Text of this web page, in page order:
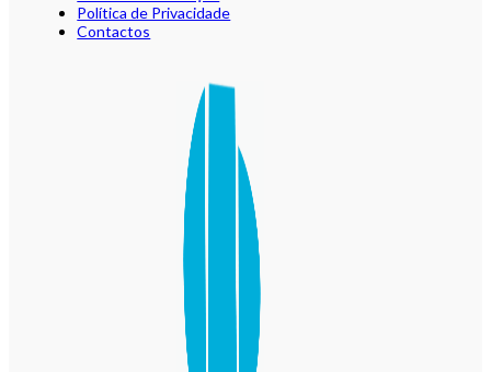
Política de Privacidade
Contactos